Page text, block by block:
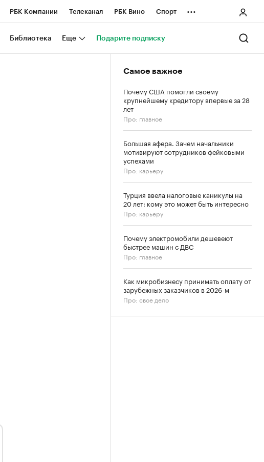
РБК Компании Телеканал РБК Вино Спорт
Национальные проекты Город
...
Библиотека Еще Подарите подписку
Самое важное
Почему США помогли своему
крупнейшему кредитору впервые за 28
лет
Про: главное
Большая афера. Зачем начальники
мотивируют сотрудников фейковыми
успехами
Про: карьеру
Турция ввела налоговые каникулы на
20 лет: кому это может быть интересно
Про: карьеру
Почему электромобили дешевеют
быстрее машин с ДВС
Про: главное
Как микробизнесу принимать оплату от
зарубежных заказчиков в 2026-м
Про: свое дело